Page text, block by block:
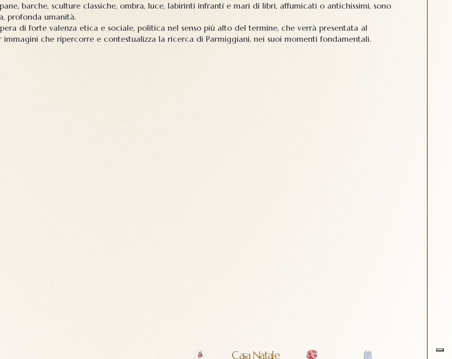
barche, sculture classiche, ombra, luce, labirinti infranti e mari di libri, affumicati o antichissimi, sono
profonda umanità.
di forte valenza etica e sociale, politica nel senso più alto del termine, che verrà presentata al
che ripercorre e contestualizza la ricerca di Parmiggiani, nei suoi momenti fondamentali.